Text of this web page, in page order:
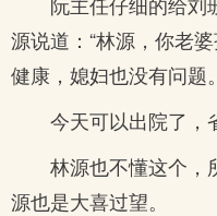
源说道：“林源，你老
健康，媳妇也没有问题。
今天可以出院了，
林源也不懂这个，
源也是大喜过望。